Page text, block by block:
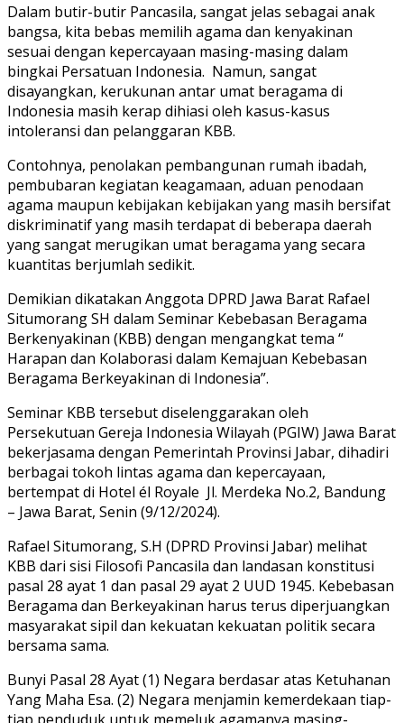
Dalam butir-butir Pancasila, sangat jelas sebagai anak
bangsa, kita bebas memilih agama dan kenyakinan
sesuai dengan kepercayaan masing-masing dalam
bingkai Persatuan Indonesia. Namun, sangat
disayangkan, kerukunan antar umat beragama di
Indonesia masih kerap dihiasi oleh kasus-kasus
intoleransi dan pelanggaran KBB.
Contohnya, penolakan pembangunan rumah ibadah,
pembubaran kegiatan keagamaan, aduan penodaan
agama maupun kebijakan kebijakan yang masih bersifat
diskriminatif yang masih terdapat di beberapa daerah
yang sangat merugikan umat beragama yang secara
kuantitas berjumlah sedikit.
Demikian dikatakan Anggota DPRD Jawa Barat Rafael
Situmorang SH dalam Seminar Kebebasan Beragama
Berkenyakinan (KBB) dengan mengangkat tema “
Harapan dan Kolaborasi dalam Kemajuan Kebebasan
Beragama Berkeyakinan di Indonesia”.
Seminar KBB tersebut diselenggarakan oleh
Persekutuan Gereja Indonesia Wilayah (PGIW) Jawa Barat
bekerjasama dengan Pemerintah Provinsi Jabar, dihadiri
berbagai tokoh lintas agama dan kepercayaan,
bertempat di Hotel él Royale Jl. Merdeka No.2, Bandung
– Jawa Barat, Senin (9/12/2024).
Rafael Situmorang, S.H (DPRD Provinsi Jabar) melihat
KBB dari sisi Filosofi Pancasila dan landasan konstitusi
pasal 28 ayat 1 dan pasal 29 ayat 2 UUD 1945. Kebebasan
Beragama dan Berkeyakinan harus terus diperjuangkan
masyarakat sipil dan kekuatan kekuatan politik secara
bersama sama.
Bunyi Pasal 28 Ayat (1) Negara berdasar atas Ketuhanan
Yang Maha Esa. (2) Negara menjamin kemerdekaan tiap-